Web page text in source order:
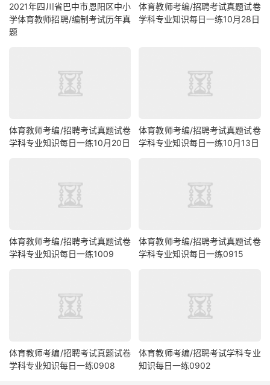
2021年四川省巴中市恩阳区中小
学体育教师招聘/编制考试历年真
题
体育教师考编/招聘考试真题试卷
学科专业知识每日一练10月28日
体育教师考编/招聘考试真题试卷
学科专业知识每日一练10月20日
体育教师考编/招聘考试真题试卷
学科专业知识每日一练10月13日
体育教师考编/招聘考试真题试卷
学科专业知识每日一练1009
体育教师考编/招聘考试真题试卷
学科专业知识每日一练0915
体育教师考编/招聘考试真题试卷
学科专业知识每日一练0908
体育教师考编/招聘考试学科专业
知识每日一练0902